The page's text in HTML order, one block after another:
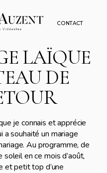
CONTACT
LAÏQUE
DE
je connais et apprécie
a souhaité un mariage
Au programme, de
en ce mois d’août,
et petit top d’une